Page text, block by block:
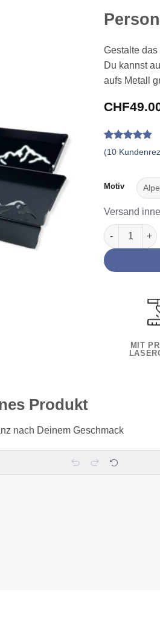
Gestalte
Du kannst
aufs Metall
CHF
Bewertet
mit
auf
10
(10
Motiv
Versand
MIT
Produkt
nach Deinem Geschmack